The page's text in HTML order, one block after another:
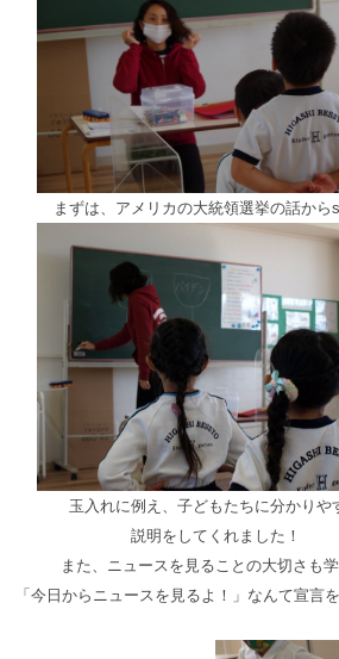
まずは、アメリカの大統領選挙の話から
玉入れに例え、子どもたちに分かりや
説明をしてくれました！
また、ニュースを見ることの大切さも
「今日からニュースを見るよ！」なんて宣言